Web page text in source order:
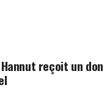
Hannut reçoit un don